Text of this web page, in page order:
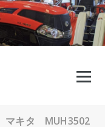
マキタ MUH3502